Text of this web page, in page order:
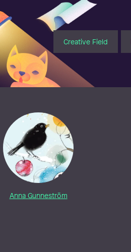
Creative Field
Anna Gunneström